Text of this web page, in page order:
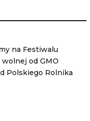
na Festiwalu
od GMO
Polskiego Rolnika